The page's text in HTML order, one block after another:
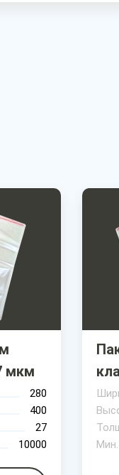
мкм
280
400
27
10000